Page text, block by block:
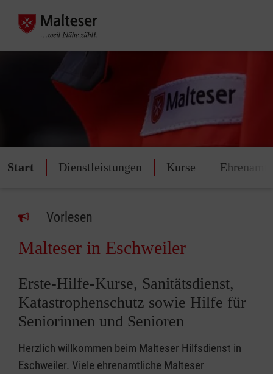
Start Dienstleistungen Kurse Ehrenamt
Vorlesen
Malteser in Eschweiler
Erste-Hilfe-Kurse, Sanitätsdienst,
Katastrophenschutz sowie Hilfe für
Seniorinnen und Senioren
Herzlich willkommen beim Malteser Hilfsdienst in
Eschweiler. Viele ehrenamtliche Malteser